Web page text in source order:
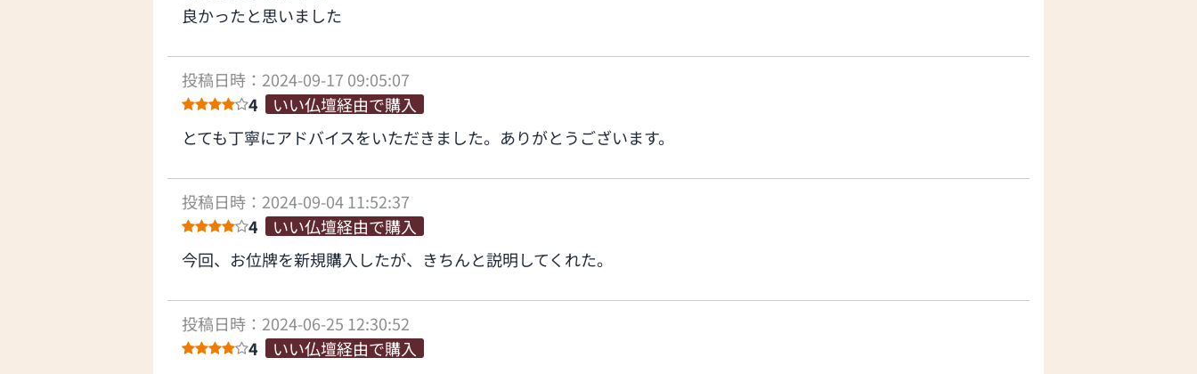
良かったと思いました
投稿日時：2024-09-17 09:05:07
4
いい仏壇経由で購入
とても丁寧にアドバイスをいただきました。ありがとうございます。
投稿日時：2024-09-04 11:52:37
4
いい仏壇経由で購入
今回、お位牌を新規購入したが、きちんと説明してくれた。
投稿日時：2024-06-25 12:30:52
4
いい仏壇経由で購入